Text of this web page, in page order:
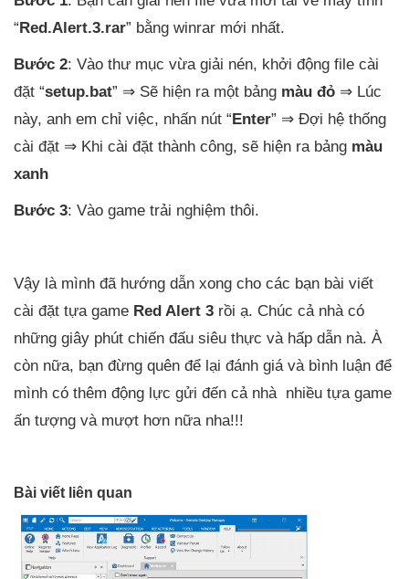
“Red.Alert.3.rar” bằng winrar mới nhất.
Bước 2: Vào thư mục vừa giải nén, khởi động file cài
đặt “setup.bat” ⇒ Sẽ hiện ra một bảng màu đỏ ⇒ Lúc
này, anh em chỉ việc, nhấn nút “Enter” ⇒ Đợi hệ thống
cài đặt ⇒ Khi cài đặt thành công, sẽ hiện ra bảng màu
xanh
Bước 3: Vào game trải nghiệm thôi.
Vậy là mình đã hướng dẫn xong cho các bạn bài viết
cài đặt tựa game Red Alert 3 rồi ạ. Chúc cả nhà có
những giây phút chiến đấu siêu thực và hấp dẫn nà. À
còn nữa, bạn đừng quên để lại đánh giá và bình luận để
mình có thêm động lực gửi đến cả nhà nhiều tựa game
ấn tượng và mượt hơn nữa nha!!!
Bài viết liên quan